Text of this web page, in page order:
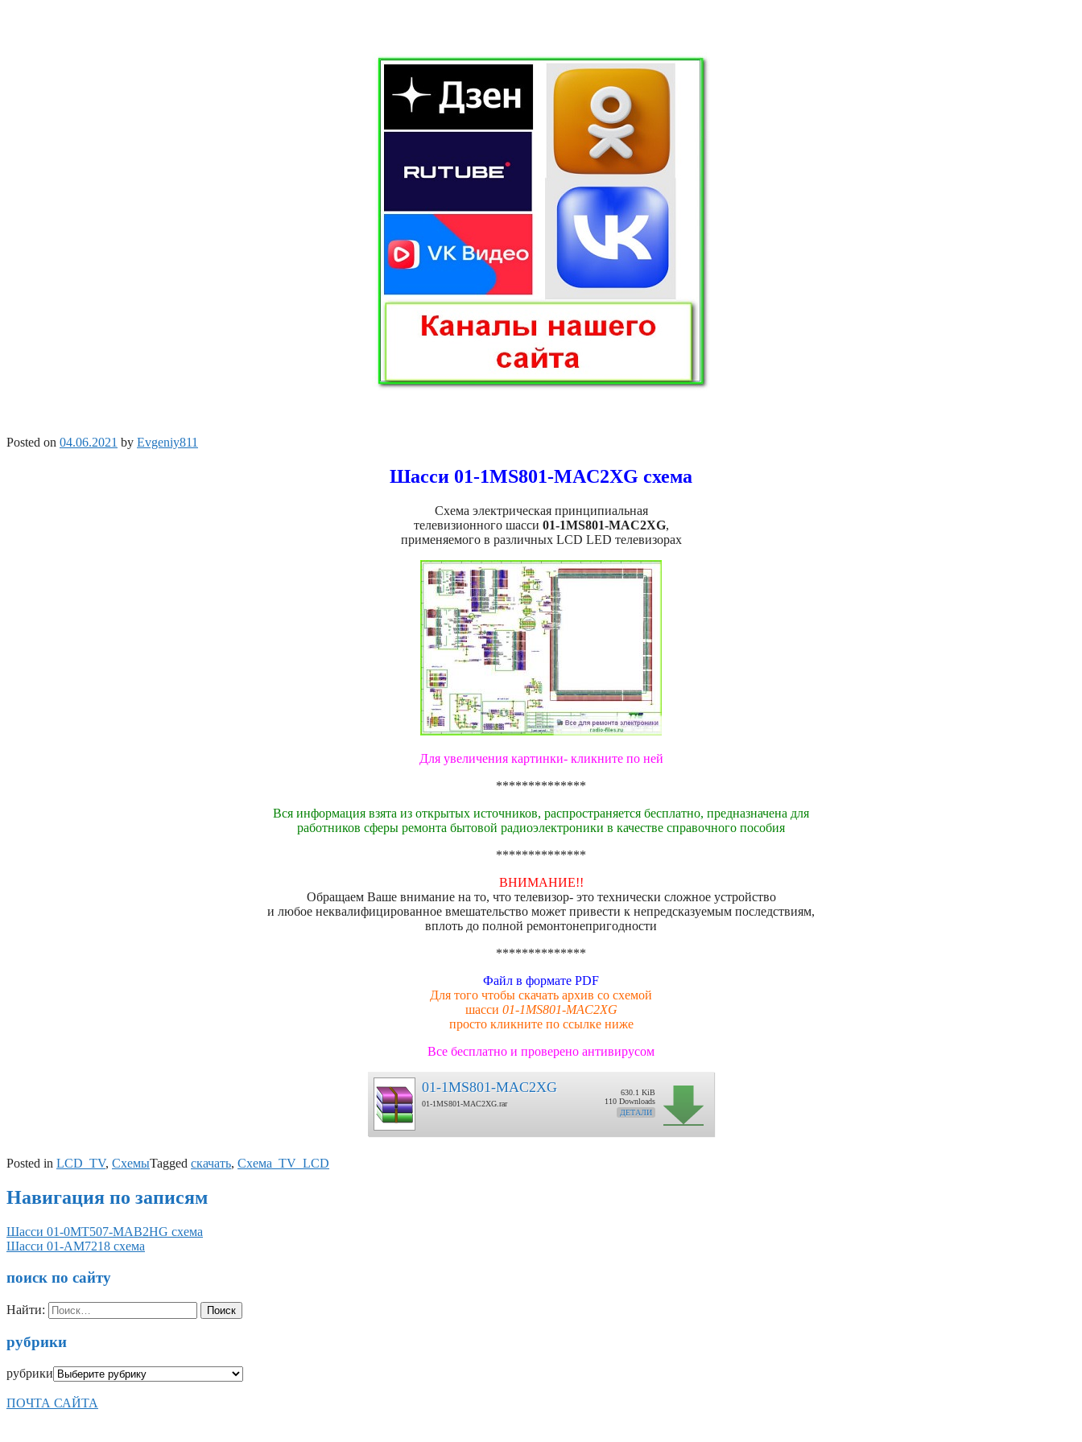
Posted on 04.06.2021 by Evgeniy811
Шасси 01-1MS801-MAC2XG схема
Схема электрическая принципиальная
телевизионного шасси 01-1MS801-MAC2XG,
применяемого в различных LCD LED телевизорах
Для увеличения картинки- кликните по ней
**************
Вся информация взята из открытых источников, распространяется бесплатно, предназначена для
работников сферы ремонта бытовой радиоэлектроники в качестве справочного пособия
**************
ВНИМАНИЕ!!
Обращаем Ваше внимание на то, что телевизор- это технически сложное устройство
и любое неквалифицированное вмешательство может привести к непредсказуемым последствиям,
вплоть до полной ремонтонепригодности
**************
Файл в формате PDF
Для того чтобы скачать архив со схемой
шасси 01-1MS801-MAC2XG
просто кликните по ссылке ниже
Все бесплатно и проверено антивирусом
01-1MS801-MAC2XG
01-1MS801-MAC2XG.rar
630.1 KiB
110 Downloads
ДЕТАЛИ
Posted in LCD_TV, СхемыTagged скачать, Схема_TV_LCD
Навигация по записям
Шасси 01-0MT507-MAB2HG схема
Шасси 01-AM7218 схема
поиск по сайту
Найти:
рубрики
рубрики
ПОЧТА САЙТА